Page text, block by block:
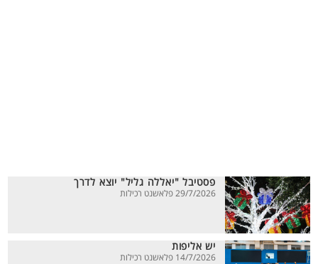
פסטיבל "יאללה גליל" יוצא לדרך
29/7/2026 פלאשנט רכילות
יש אליפות
14/7/2026 פלאשנט רכילות